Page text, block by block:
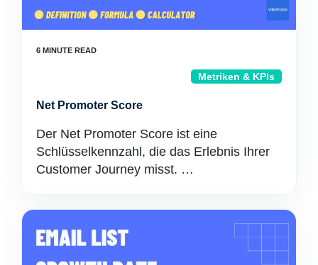
Metriken & KPIs
Net Promoter Score
Der Net Promoter Score ist eine
Schlüsselkennzahl, die das Erlebnis Ihrer
Customer Journey misst. …